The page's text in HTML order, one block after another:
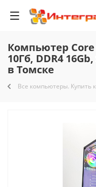
Компьютер Core
10Гб, DDR4
в Томске
Все компьютеры. Купить